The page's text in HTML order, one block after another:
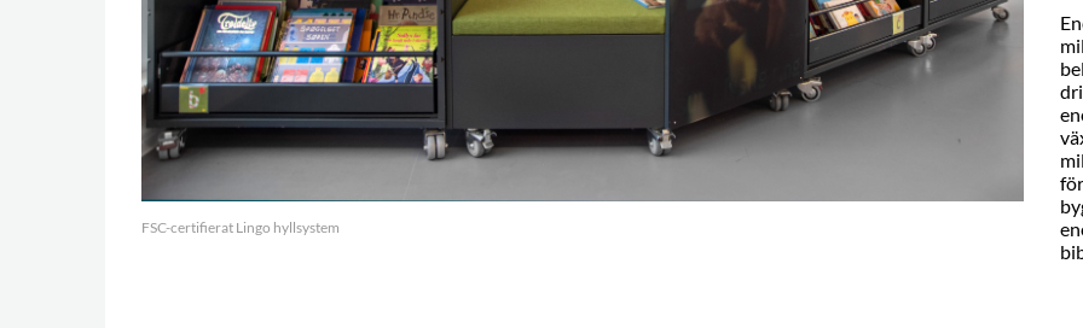
FSC-certifierat Lingo hyllsystem